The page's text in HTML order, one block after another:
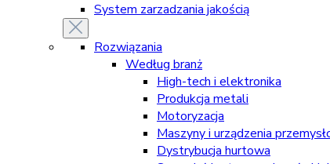
System zarzadzania jakością
Rozwiązania
Według branż
High-tech i elektronika
Produkcja metali
Motoryzacja
Maszyny i urządzenia
Dystrybucja hurtowa